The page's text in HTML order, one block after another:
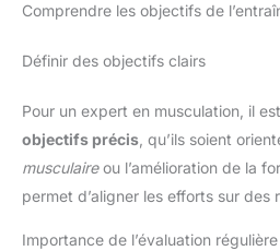
Comprendre les objectifs de
Définir des objectifs clairs
Pour un expert en musculation, il
objectifs précis , qu’ils soient
musculaireou l’amélioration de la
permet d’aligner les efforts sur des
Importance de l’évaluation régulière